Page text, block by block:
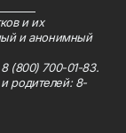
и их
и анонимный
(800) 700-01-83.
родителей: 8-